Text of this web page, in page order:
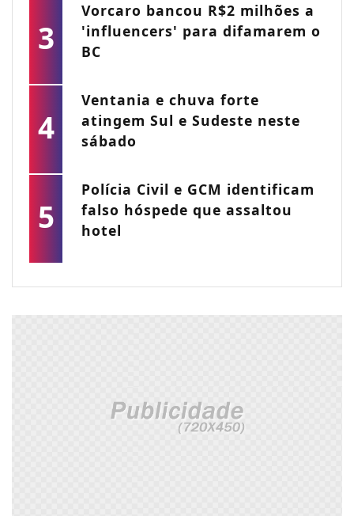
3
Vorcaro bancou R$2 milhões a
'influencers' para difamarem o
BC
4
Ventania e chuva forte
atingem Sul e Sudeste neste
sábado
5
Polícia Civil e GCM identificam
falso hóspede que assaltou
hotel